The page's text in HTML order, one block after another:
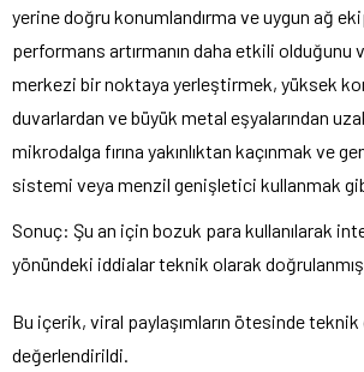
yerine doğru konumlandırma ve uygun ağ
performans artırmanın daha etkili olduğunu
merkezi bir noktaya yerleştirmek, yüksek
duvarlardan ve büyük metal eşyalarından
mikrodalga fırına yakınlıktan kaçınmak ve
sistemi veya menzil genişletici kullanmak
Sonuç: Şu an için bozuk para kullanılarak
yönündeki iddialar teknik olarak
Bu içerik, viral paylaşımların ötesinde
değerlendirildi.